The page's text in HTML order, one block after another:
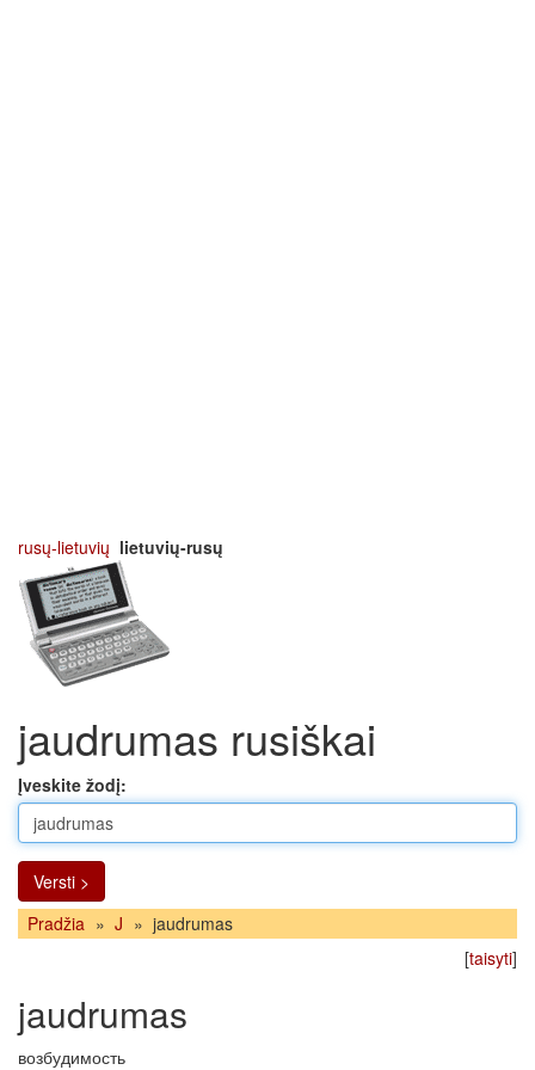
rusų-lietuvių lietuvių-rusų
jaudrumas rusiškai
Įveskite žodį:
Versti >
Pradžia » J » jaudrumas
[taisyti]
jaudrumas
возбудимость